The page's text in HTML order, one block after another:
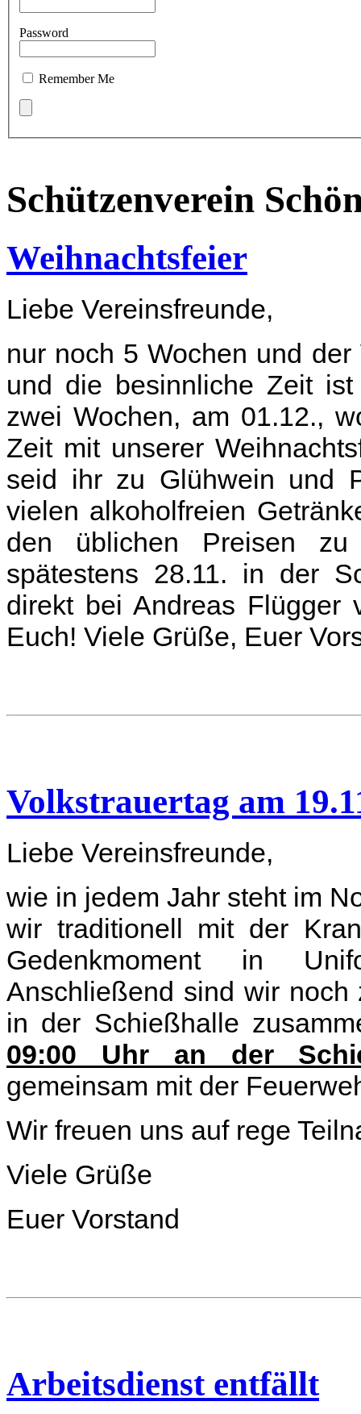
Password
Remember Me
Schützenverein
Weihnachtsfeier
Liebe Vereinsfreunde,
nur noch 5 Wochen und
und die besinnliche Zeit
zwei Wochen, am 01.12.,
Zeit mit unserer
seid ihr zu Glühwein und
vielen alkoholfreien
den üblichen Preisen
spätestens 28.11. in der
direkt bei Andreas Flügger
Euch! Viele Grüße, Euer
Volkstrauertag am
Liebe Vereinsfreunde,
wie in jedem Jahr steht im
wir traditionell mit der
Gedenkmoment in
Anschließend sind wir noch
in der Schießhalle
09:00 Uhr an der
gemeinsam mit der
Wir freuen uns auf rege
Viele Grüße
Euer Vorstand
Arbeitsdienst entfällt